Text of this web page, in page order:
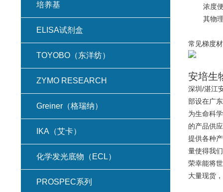
浓度
其物
常见梯度
安培生
深圳/湛江
部设在广
为生命科
的产品供
提供各种
量使得我
荣幸能将
大量现货
培养基
ELISA试剂盒
TOYOBO（东洋纺）
ZYMO RESEARCH
Greiner（格瑞纳）
IKA（艾卡）
化学发光底物（ECL）
PROSPEC系列